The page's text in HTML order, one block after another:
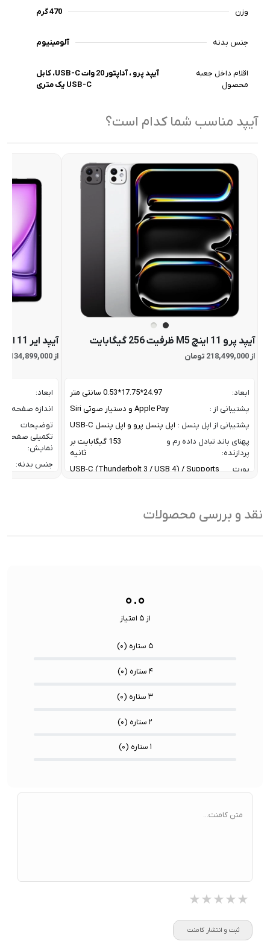
وزن 470 گرم
جنس بدنه آلومینیوم
اقلام داخل جعبه
محصول
آیپد پرو ، آداپتور 20 وات USB-C، کابل
USB-C یک متری
آیپد مناسب شما کدام است؟
آیپد پرو 11 اینچ M5 ظرفیت 256 گیگابایت
از 218,499,000 تومان
ابعاد:
24.97*17.75*0.53 سانتی متر
پشتیبانی از :
Apple Pay و دستیار صوتی Siri
پشتیبانی از اپل پنسل : اپل پنسل پرو و اپل پنسل USB-C
پهنای باند تبادل داده رم و
پردازنده:
153 گیگابایت بر
ثانیه
پورت
USB-C (Thunderbolt 3 / USB 4) / Supports
تراکم پیکسلی صفحه نمایش:
تعداد اسپیکرها و
آیپد ایر 11 اینچ M4 ظرفیت 128 گیگابایت
از 134,899,000 تومان
ابعاد:
اندازه صفحه
توضیحات
تکمیلی صفحه
نمایش:
جنس بدنه:
نقد و بررسی محصولات
۰.۰
از ۵ امتیاز
۵ ستاره ( ۰)
۴ ستاره ( ۰)
۳ ستاره ( ۰)
۲ ستاره ( ۰)
۱ ستاره ( ۰)
متن کامنت...
★★★★★
★★★★★
★★★★★
ثبت و انتشار کامنت